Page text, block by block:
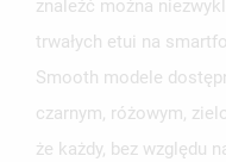
znaleźć można
trwałych etui na
Smooth modele
czarnym, różowym,
że każdy, bez względu